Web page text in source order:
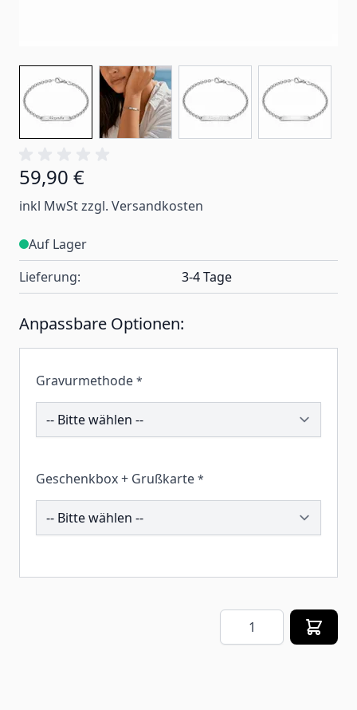
59,90 €
inkl MwSt zzgl. Versandkosten
Auf Lager
Lieferung:
3-4 Tage
Anpassbare Optionen:
Gravurmethode *
207808
Geschenkbox + Grußkarte *
260367
Menge